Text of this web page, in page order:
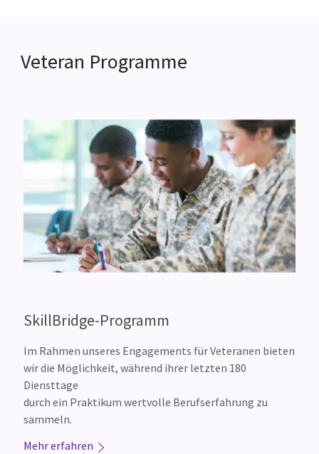
Veteran Programme
SkillBridge-Programm
Im Rahmen unseres Engagements für Veteranen bieten
wir die Möglichkeit, während ihrer letzten 180
Diensttage
durch ein Praktikum wertvolle Berufserfahrung zu
sammeln.
Mehr erfahren